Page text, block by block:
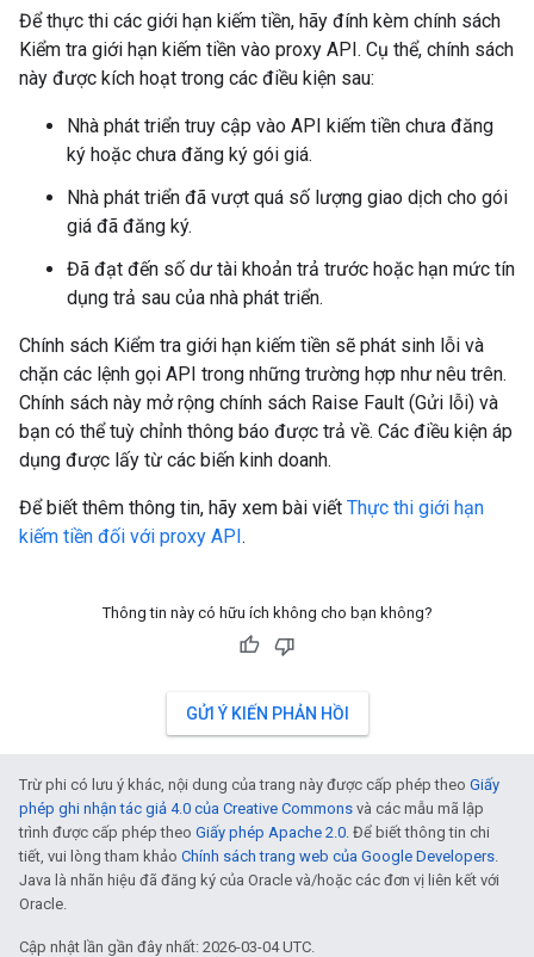
Để thực thi các giới hạn kiếm tiền, hãy đính kèm chính sách
Kiểm tra giới hạn kiếm tiền vào proxy API. Cụ thể, chính sách
này được kích hoạt trong các điều kiện sau:
Nhà phát triển truy cập vào API kiếm tiền chưa đăng
ký hoặc chưa đăng ký gói giá.
Nhà phát triển đã vượt quá số lượng giao dịch cho gói
giá đã đăng ký.
Đã đạt đến số dư tài khoản trả trước hoặc hạn mức tín
dụng trả sau của nhà phát triển.
Chính sách Kiểm tra giới hạn kiếm tiền sẽ phát sinh lỗi và
chặn các lệnh gọi API trong những trường hợp như nêu trên.
Chính sách này mở rộng chính sách Raise Fault (Gửi lỗi) và
bạn có thể tuỳ chỉnh thông báo được trả về. Các điều kiện áp
dụng được lấy từ các biến kinh doanh.
Để biết thêm thông tin, hãy xem bài viết Thực thi giới hạn
kiếm tiền đối với proxy API.
Thông tin này có hữu ích không cho bạn không?
GỬI Ý KIẾN PHẢN HỒI
Trừ phi có lưu ý khác, nội dung của trang này được cấp phép theo Giấy
phép ghi nhận tác giả 4.0 của Creative Commons và các mẫu mã lập
trình được cấp phép theo Giấy phép Apache 2.0 . Để biết thông tin chi
tiết, vui lòng tham khảo Chính sách trang web của Google Developers
Java là nhãn hiệu đã đăng ký của Oracle và/hoặc các đơn vị liên kết với
Oracle.
Cập nhật lần gần đây nhất: 2026-03-04 UTC.